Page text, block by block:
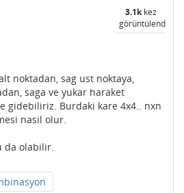
3.1kkez
görüntülendi
noktadan, sag ust noktaya,
saga ve yukar haraket
gidebiliriz. Burdaki kare 4x4.. nxn
nasil olur.
da olabilir.